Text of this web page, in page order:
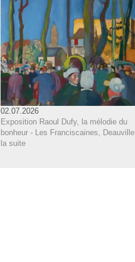
02.07.2026
Exposition Raoul Dufy, la mélodie du
bonheur - Les Franciscaines, Deauville
la suite